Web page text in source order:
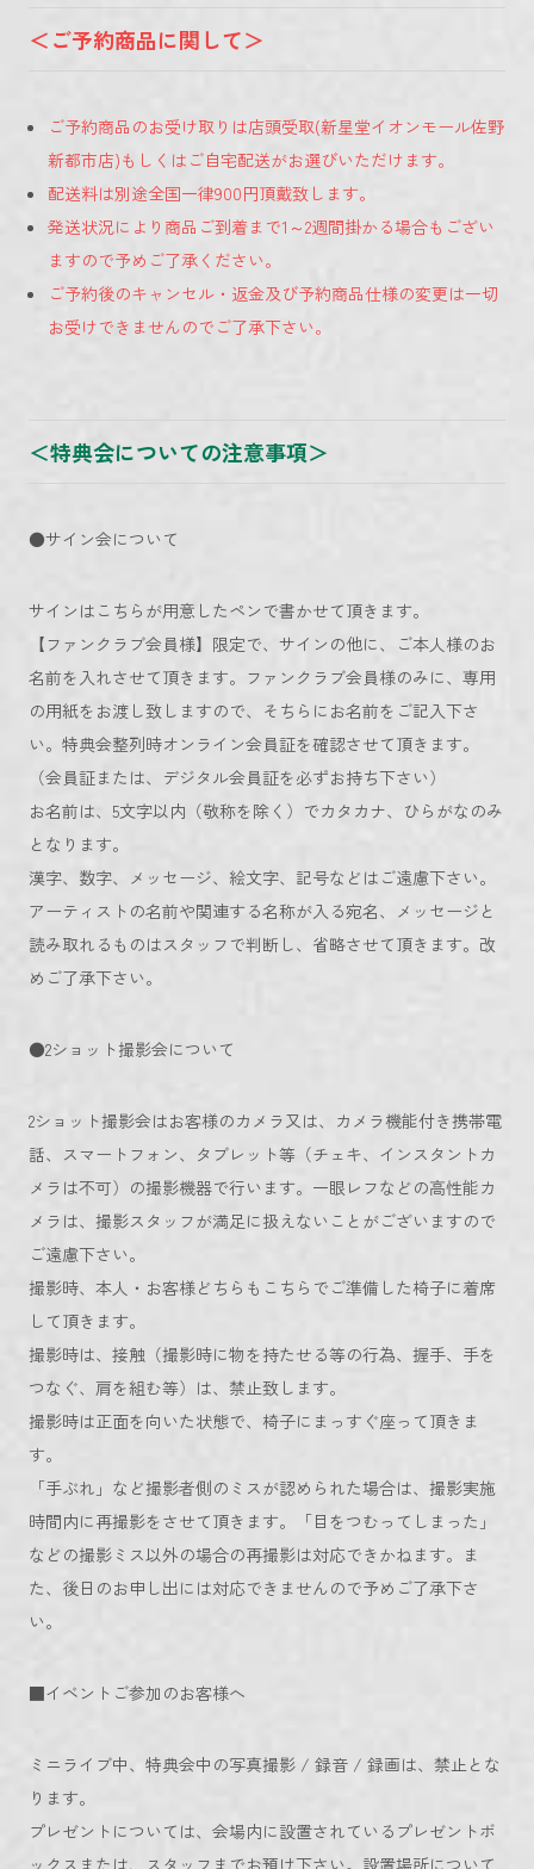
＜ご予約商品に関して＞
ご予約商品のお受け取りは店頭受取(新星堂イオンモール佐野
新都市店)もしくはご自宅配送がお選びいただけます。
配送料は別途全国一律900円頂戴致します。
発送状況により商品ご到着まで1～2週間掛かる場合もござい
ますので予めご了承ください。
ご予約後のキャンセル・返金及び予約商品仕様の変更は一切
お受けできませんのでご了承下さい。
＜特典会についての注意事項＞
●サイン会について
サインはこちらが用意したペンで書かせて頂きます。
【ファンクラブ会員様】限定で、サインの他に、ご本人様のお
名前を入れさせて頂きます。ファンクラブ会員様のみに、専用
の用紙をお渡し致しますので、そちらにお名前をご記入下さ
い。特典会整列時オンライン会員証を確認させて頂きます。
（会員証または、デジタル会員証を必ずお持ち下さい）
お名前は、5文字以内（敬称を除く）でカタカナ、ひらがなのみ
となります。
漢字、数字、メッセージ、絵文字、記号などはご遠慮下さい。
アーティストの名前や関連する名称が入る宛名、メッセージと
読み取れるものはスタッフで判断し、省略させて頂きます。改
めご了承下さい。
●2ショット撮影会について
2ショット撮影会はお客様のカメラ又は、カメラ機能付き携帯電
話、スマートフォン、タブレット等（チェキ、インスタントカ
メラは不可）の撮影機器で行います。一眼レフなどの高性能カ
メラは、撮影スタッフが満足に扱えないことがございますので
ご遠慮下さい。
撮影時、本人・お客様どちらもこちらでご準備した椅子に着席
して頂きます。
撮影時は、接触（撮影時に物を持たせる等の行為、握手、手を
つなぐ、肩を組む等）は、禁止致します。
撮影時は正面を向いた状態で、椅子にまっすぐ座って頂きま
す。
「手ぶれ」など撮影者側のミスが認められた場合は、撮影実施
時間内に再撮影をさせて頂きます。「目をつむってしまった」
などの撮影ミス以外の場合の再撮影は対応できかねます。ま
た、後日のお申し出には対応できませんので予めご了承下さ
い。
■イベントご参加のお客様へ
ミニライブ中、特典会中の写真撮影 / 録音 / 録画は、禁止とな
ります。
プレゼントについては、会場内に設置されているプレゼントボ
ックスまたは、スタッフまでお預け下さい。設置場所について